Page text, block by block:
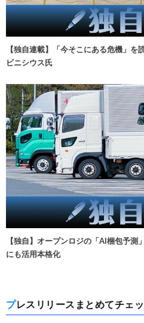
【独自連載】「今そこにある危機」
ビニシウス氏
【独自】オープンロジの「AI梱包予
にも活用本格化
プレスリリースまとめてチェ